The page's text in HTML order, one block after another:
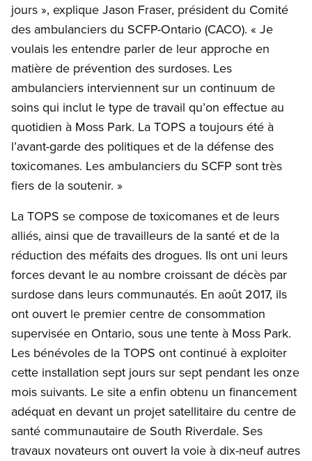
jours », explique Jason Fraser, président du Comité
des ambulanciers du SCFP-Ontario (CACO). « Je
voulais les entendre parler de leur approche en
matière de prévention des surdoses. Les
ambulanciers interviennent sur un continuum de
soins qui inclut le type de travail qu’on effectue au
quotidien à Moss Park. La TOPS a toujours été à
l’avant-garde des politiques et de la défense des
toxicomanes. Les ambulanciers du SCFP sont très
fiers de la soutenir. »
La TOPS se compose de toxicomanes et de leurs
alliés, ainsi que de travailleurs de la santé et de la
réduction des méfaits des drogues. Ils ont uni leurs
forces devant le au nombre croissant de décès par
surdose dans leurs communautés. En août 2017, ils
ont ouvert le premier centre de consommation
supervisée en Ontario, sous une tente à Moss Park.
Les bénévoles de la TOPS ont continué à exploiter
cette installation sept jours sur sept pendant les onze
mois suivants. Le site a enfin obtenu un financement
adéquat en devant un projet satellitaire du centre de
santé communautaire de South Riverdale. Ses
travaux novateurs ont ouvert la voie à dix-neuf autres